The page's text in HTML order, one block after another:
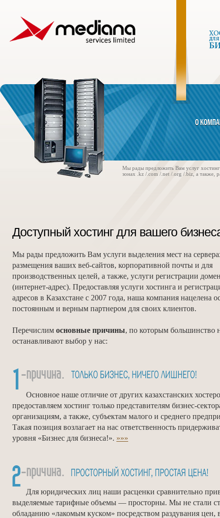
Мы рады предложить Вам услуг
зонах .kz /.com /.net /.org /.biz, а также,
Доступный хостинг для вашего
Мы рады предложить Вам услуги выделения мест на
размещения ваших веб-сайтов, корпоративной почты и для
производственных целей, а также, услуги регистрации
(интернет-адрес). Предоставляя услуги хостинга и
адресов в Казахстане с 2007 года, наша компания нацелена
постоянным и верным партнером для своих клиентов.
Перечислим основные причины, по которым большинство
останавливают выбор у нас:
Основное наше отличие от других казахстанских
предоставляем хостинг только представителям бизнес-
организациям, а также, субъектам малого и среднего
Такая позиция возлагает на нас ответственность
уровня «Бизнес для бизнеса!». »»»
Для юридических лиц наши расценки сравнительно
выделяемые тарифные объемы — просторны. Мы не стали
обладанию «лакомым куском» посредством раздувания цен,